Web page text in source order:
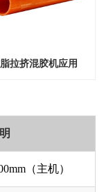
拉挤混胶机应用
（主机）